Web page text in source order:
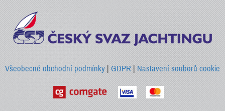
Všeobecné obchodní podmínky| GDPR|Nastavení souborů cookie